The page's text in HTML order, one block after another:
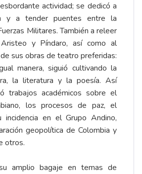
actividad; se dedicó a
y a tender puentes entre la
Militares. También a releer
y Píndaro, así como al
sus obras de teatro preferidas:
manera, siguió cultivando la
la literatura y la poesía. Así
trabajos académicos sobre el
los procesos de paz, el
en el Grupo Andino,
geopolítica de Colombia y
otros.
amplio bagaje en temas de